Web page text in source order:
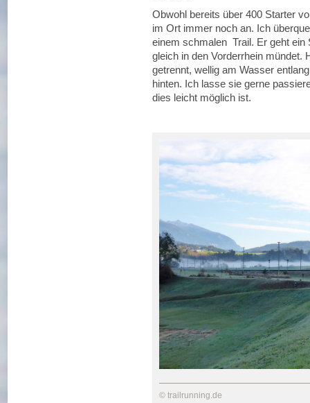
Obwohl bereits über 400 Starter
im Ort immer noch an. Ich
einem schmalen Trail. Er geht ein
gleich in den Vorderrhein mündet.
getrennt, wellig am Wasser
hinten. Ich lasse sie gerne
dies leicht möglich ist.
© trailrunning.de